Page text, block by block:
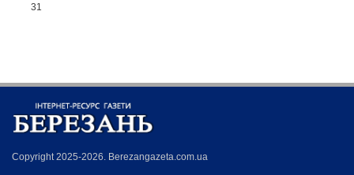
31
Copyright 2025-2026. Berezangazeta.com.ua